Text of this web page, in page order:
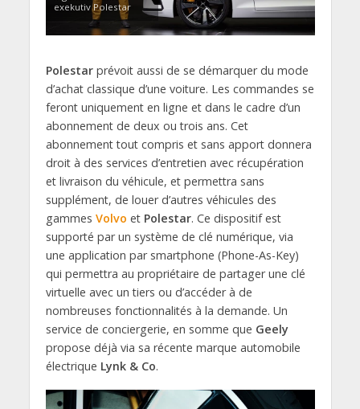
exekutiv Polestar
Polestarprévoit aussi de se démarquer du mode
d’achat classique d’une voiture. Les commandes se
feront uniquement en ligne et dans le cadre d’un
abonnement de deux ou trois ans. Cet
abonnement tout compris et sans apport donnera
droit à des services d’entretien avec récupération
et livraison du véhicule, et permettra sans
supplément, de louer d’autres véhicules des
gammes Volvo et Polestar. Ce dispositif est
supporté par un système de clé numérique, via
une application par smartphone (Phone-As-Key)
qui permettra au propriétaire de partager une clé
virtuelle avec un tiers ou d’accéder à de
nombreuses fonctionnalités à la demande. Un
service de conciergerie, en somme que Geely
propose déjà via sa récente marque automobile
électrique Lynk & Co.